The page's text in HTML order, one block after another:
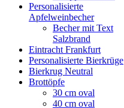
Personalisierte
Apfelweinbecher
Becher mit Text
Salzbrand
Eintracht Frankfurt
Personalisierte Bierkrüge
Bierkrug Neutral
Brottöpfe
30 cm oval
40 cm oval